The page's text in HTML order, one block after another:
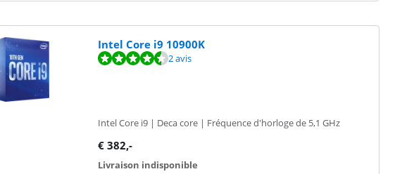
Intel Core i9 10900K
2 avis
Intel Core i9 | Deca core | Fréquence d'horloge de 5,1 GHz
€382,-
Livraison indisponible